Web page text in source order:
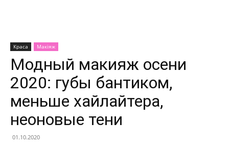
Краса Макіяж
Модный макияж осени
2020: губы бантиком,
меньше хайлайтера,
неоновые тени
01.10.2020